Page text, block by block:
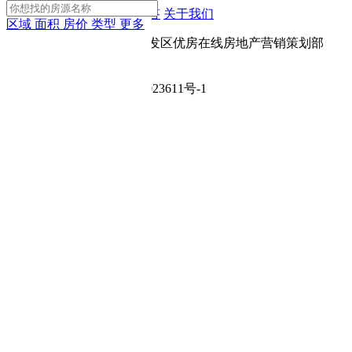
区域 面积 房价 类型 更多
App下载 网站地图 房产问答 关于我们
Copyright © 宝鸡市高新开发区优房在线房地产营销策划部
ICP备案号：陕ICP备2024023611号-1